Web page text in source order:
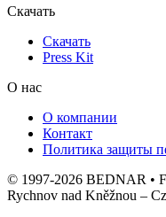
Скачать
Скачать
Press Kit
О нас
О компании
Контакт
Политика защиты
© 1997-2026 BEDNAR •
Rychnov nad Kněžnou –